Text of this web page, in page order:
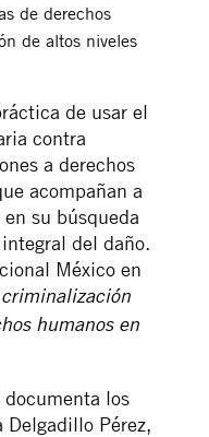
de derechos
de altos niveles
de usar el
contra
a derechos
acompañan a
su búsqueda
del daño.
México en
humanos en
documenta los
Delgadillo Pérez,